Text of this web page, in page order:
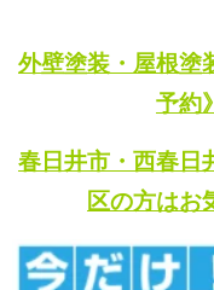
外壁塗装・屋根塗
予約
春日井市・西春日
区の方はお